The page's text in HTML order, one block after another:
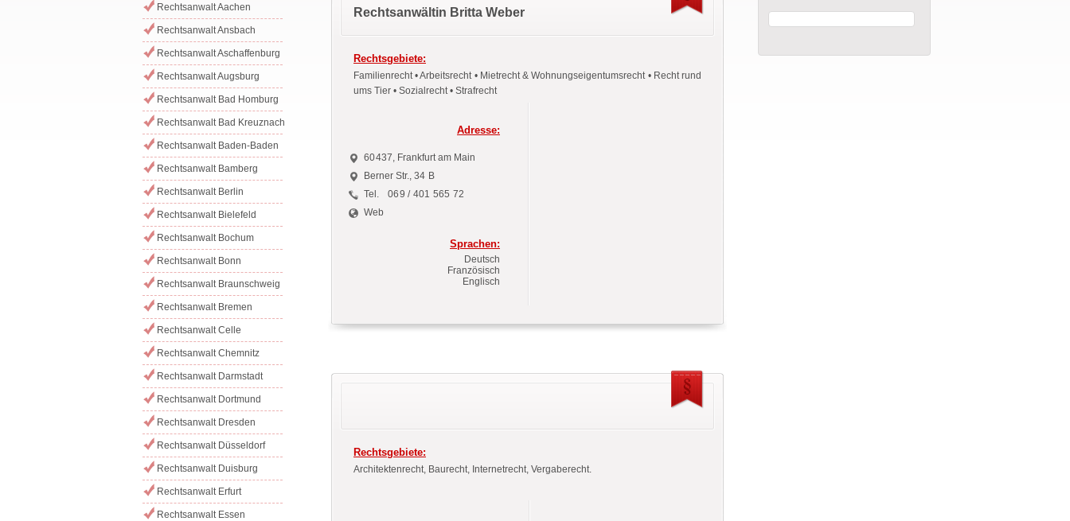
Rechtsanwalt Aachen
Rechtsanwalt Ansbach
Rechtsanwalt Aschaffenburg
Rechtsanwalt Augsburg
Rechtsanwalt Bad Homburg
Rechtsanwalt Bad Kreuznach
Rechtsanwalt Baden-Baden
Rechtsanwalt Bamberg
Rechtsanwalt Berlin
Rechtsanwalt Bielefeld
Rechtsanwalt Bochum
Rechtsanwalt Bonn
Rechtsanwalt Braunschweig
Rechtsanwalt Bremen
Rechtsanwalt Celle
Rechtsanwalt Chemnitz
Rechtsanwalt Darmstadt
Rechtsanwalt Dortmund
Rechtsanwalt Dresden
Rechtsanwalt Düsseldorf
Rechtsanwalt Duisburg
Rechtsanwalt Erfurt
Rechtsanwalt Essen
Rechtsanwältin Britta Weber
Rechtsgebiete:
Familienrecht • Arbeitsrecht • Mietrecht & Wohnungseigentumsrecht • Recht rund
ums Tier • Sozialrecht • Strafrecht
Adresse:
60437, Frankfurt am Main
Berner Str., 34 B
Tel.
069 / 401 565 72
Web
Sprachen:
Deutsch
Französisch
Englisch
Rechtsgebiete:
Architektenrecht, Baurecht, Internetrecht, Vergaberecht.